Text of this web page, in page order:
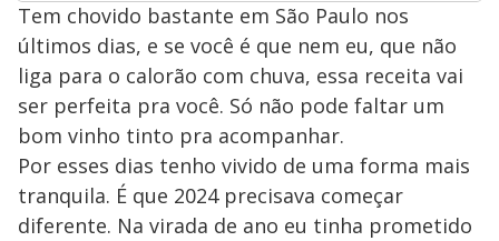
Tem chovido bastante em São Paulo nos
últimos dias, e se você é que nem eu, que não
liga para o calorão com chuva, essa receita vai
ser perfeita pra você. Só não pode faltar um
bom vinho tinto pra acompanhar.
Por esses dias tenho vivido de uma forma mais
tranquila. É que 2024 precisava começar
diferente. Na virada de ano eu tinha prometido